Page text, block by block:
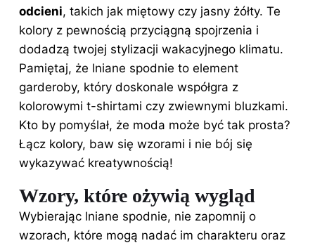
odcieni, takich jak miętowy czy jasny żółty. Te
kolory z pewnością przyciągną spojrzenia i
dodadzą twojej stylizacji wakacyjnego klimatu.
Pamiętaj, że lniane spodnie to element
garderoby, który doskonale współgra z
kolorowymi t-shirtami czy zwiewnymi bluzkami.
Kto by pomyślał, że moda może być tak prosta?
Łącz kolory, baw się wzorami i nie bój się
wykazywać kreatywnością!
Wzory, które ożywią wygląd
Wybierając lniane spodnie, nie zapomnij o
wzorach, które mogą nadać im charakteru oraz